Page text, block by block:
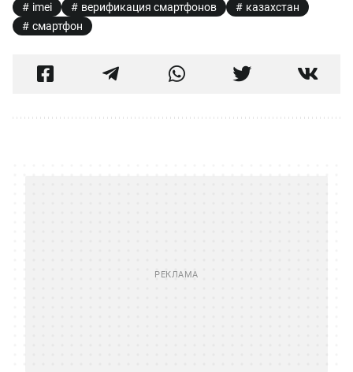
imei верификация смартфонов
казахстан
смартфон